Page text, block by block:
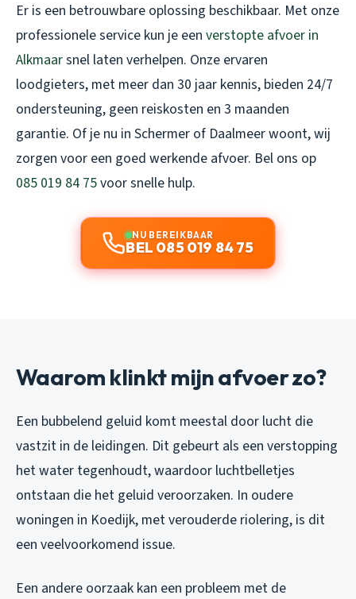
Er is een betrouwbare oplossing beschikbaar. Met onze
professionele service kun je een verstopte afvoer in
Alkmaarsnel laten verhelpen. Onze ervaren
loodgieters, met meer dan 30 jaar kennis, bieden 24/7
ondersteuning, geen reiskosten en 3 maanden
garantie. Of je nu in Schermer of Daalmeer woont, wij
zorgen voor een goed werkende afvoer. Bel ons op
085 019 84 75voor snelle hulp.
NU BEREIKBAAR
BEL 085 019 84 75
Waarom klinkt mijn afvoer zo?
Een bubbelend geluid komt meestal door lucht die
vastzit in de leidingen. Dit gebeurt als een verstopping
het water tegenhoudt, waardoor luchtbelletjes
ontstaan die het geluid veroorzaken. In oudere
woningen in Koedijk, met verouderde riolering, is dit
een veelvoorkomend issue.
Een andere oorzaak kan een probleem met de